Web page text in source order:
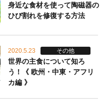
身近な食材を使って陶磁器の
ひび割れを修復する方法
2020.5.23 その他
世界の主食について知ろ
う！《 欧州・中東・アフリ
カ編 》